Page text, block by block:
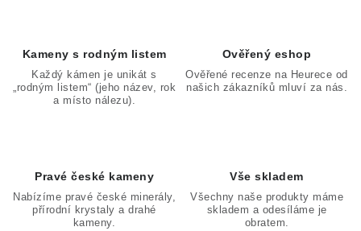
Kameny s rodným listem
Každý kámen je unikát s
„rodným listem“ (jeho název, rok
a místo nálezu).
Ověřený eshop
Ověřené recenze na Heurece od
našich zákazníků mluví za nás.
Pravé české kameny
Nabízíme pravé české minerály,
přírodní krystaly a drahé
kameny.
Vše skladem
Všechny naše produkty máme
skladem a odesíláme je
obratem.